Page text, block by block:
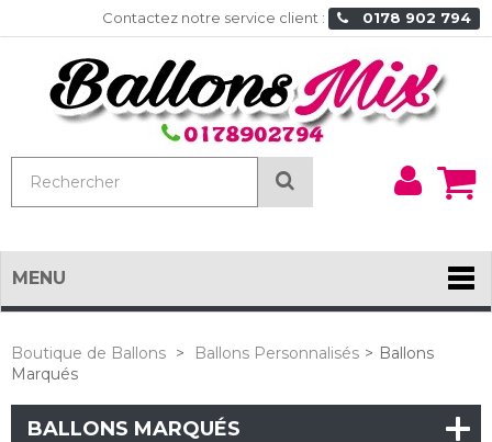
Contactez notre service client : 0178 902 794
Rechercher
Mon
MENU
Boutique de Ballons > Ballons Personnalisés > Ballons
Marqués
BALLONS MARQUÉS